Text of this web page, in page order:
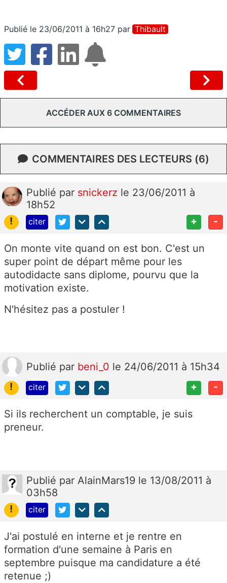
Publié le 23/06/2011 à 16h27 par Thibault
ACCÉDER AUX 6 COMMENTAIRES
COMMENTAIRES DES LECTEURS (6)
Publié par snickerz le 23/06/2011 à
18h52
!
citer + -
On monte vite quand on est bon. C'est un
super point de départ même pour les
autodidacte sans diplome, pourvu que la
motivation existe.
N'hésitez pas a postuler !
Publié par beni_0 le 24/06/2011 à 15h34
!
citer + -
Si ils recherchent un comptable, je suis
preneur.
Publié par AlainMars19 le 13/08/2011 à
03h58
!
citer
J'ai postulé en interne et je rentre en
formation d'une semaine à Paris en
septembre puisque ma candidature a été
retenue ;)